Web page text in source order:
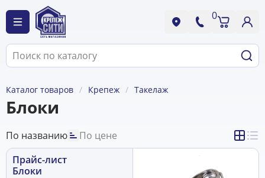
0
Каталог товаров Крепеж Такелаж
Блоки
По названию
По цене
Прайс-лист
Блоки